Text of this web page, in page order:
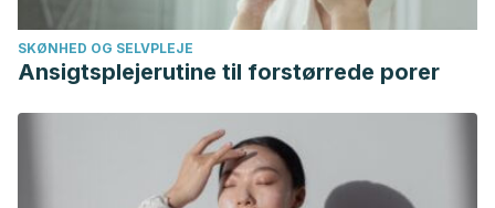
SKØNHED OG SELVPLEJE
Ansigtsplejerutine til forstørrede porer